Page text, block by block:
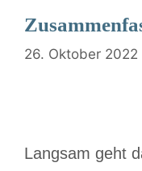
26. Oktober 2022
Langsam geht